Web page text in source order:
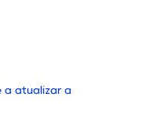
a atualizar a